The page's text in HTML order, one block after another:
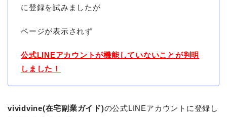
に登録を試みましたが
ページが表示されず
公式LINEアカウントが機能していないことが判明
しました！
vividvine(在宅副業ガイド)の公式LINEアカウントに登録し